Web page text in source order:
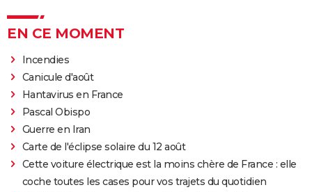
EN CE MOMENT
Incendies
Canicule d'août
Hantavirus en France
Pascal Obispo
Guerre en Iran
Carte de l'éclipse solaire du 12 août
Cette voiture électrique est la moins chère de France : elle
coche toutes les cases pour vos trajets du quotidien